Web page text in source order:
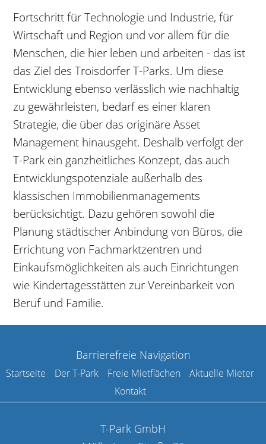
Fortschritt für Technologie und Industrie, für
Wirtschaft und Region und vor allem für die
Menschen, die hier leben und arbeiten - das ist
das Ziel des Troisdorfer T-Parks. Um diese
Entwicklung ebenso verlässlich wie nachhaltig
zu gewährleisten, bedarf es einer klaren
Strategie, die über das originäre Asset
Management hinausgeht. Deshalb verfolgt der
T-Park ein ganzheitliches Konzept, das auch
Entwicklungspotenziale außerhalb des
klassischen Immobilienmanagements
berücksichtigt. Dazu gehören sowohl die
Planung städtischer Anbindung von Büros, die
Errichtung von Fachmarktzentren und
Einkaufsmöglichkeiten als auch Einrichtungen
wie Kindertagesstätten zur Vereinbarkeit von
Beruf und Familie.
Barrierefreie Navigation
Startseite Der T-Park Freie Mietflächen
Aktuelle Mieter
Kontakt
T-Park GmbH